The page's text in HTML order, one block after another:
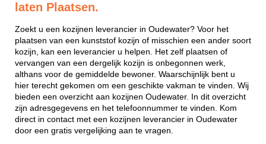
laten Plaatsen.
Zoekt u een kozijnen leverancier in Oudewater? Voor het
plaatsen van een kunststof kozijn of misschien een ander soort
kozijn, kan een leverancier u helpen. Het zelf plaatsen of
vervangen van een dergelijk kozijn is onbegonnen werk,
althans voor de gemiddelde bewoner. Waarschijnlijk bent u
hier terecht gekomen om een geschikte vakman te vinden. Wij
bieden een overzicht aan kozijnen Oudewater. In dit overzicht
zijn adresgegevens en het telefoonnummer te vinden. Kom
direct in contact met een kozijnen leverancier in Oudewater
door een gratis vergelijking aan te vragen.